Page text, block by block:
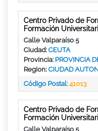
Centro Privado de
Formación
Calle Valparaíso 5
Ciudad:CEUTA
Provincia: PROVINCIA
Region:CIUDAD
Código Postal:41013
Centro Privado de
Formación
Calle Valparaíso 5